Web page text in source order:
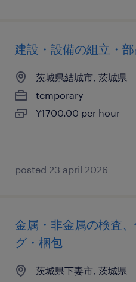
建設・設備の組立・
茨城県結城市, 茨城県
temporary
¥1700.00 per hour
posted 23 april 2026
金属・非金属の検査
グ・梱包
茨城県下妻市, 茨城県